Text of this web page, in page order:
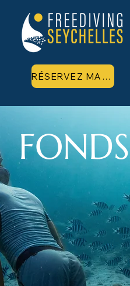
RÉSERVEZ MAINTENANT
FONDS